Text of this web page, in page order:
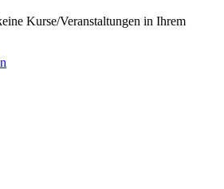
Kurse/Veranstaltungen in Ihrem